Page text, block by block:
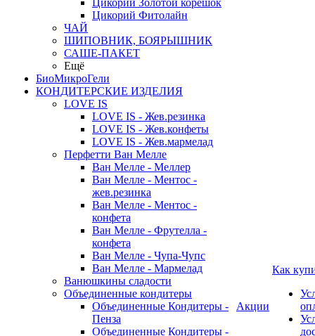
Цикорий Золотой корешок
Цикорий Фитолайн
ЧАЙ
ШИПОВНИК, БОЯРЫШНИК
САШЕ-ПАКЕТ
Ещё
БиоМикроГели
КОНДИТЕРСКИЕ ИЗДЕЛИЯ
LOVE IS
LOVE IS - Жев.резинка
LOVE IS - Жев.конфеты
LOVE IS - Жев.мармелад
Перфетти Ван Мелле
Ван Мелле - Меллер
Ван Мелле - Ментос -
жев.резинка
Ван Мелле - Ментос -
конфета
Ван Мелле - Фрутелла -
конфета
Ван Мелле - Чупа-Чупс
Ван Мелле - Мармелад
Ванюшкины сладости
Объединенные кондитеры
Объединенные Кондитеры -
Пенза
Объединенные Кондитеры -
Акции
Как